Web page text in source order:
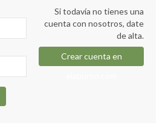
Si todavía no tienes una
cuenta con nosotros, date
de alta.
Crear cuenta en